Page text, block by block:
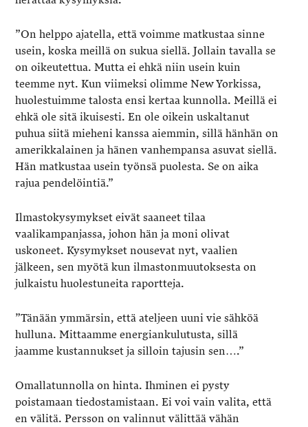
”On helppo ajatella, että voimme matkustaa sinne
usein, koska meillä on sukua siellä. Jollain tavalla se
on oikeutettua. Mutta ei ehkä niin usein kuin
teemme nyt. Kun viimeksi olimme New Yorkissa,
huolestuimme talosta ensi kertaa kunnolla. Meillä ei
ehkä ole sitä ikuisesti. En ole oikein uskaltanut
puhua siitä mieheni kanssa aiemmin, sillä hänhän on
amerikkalainen ja hänen vanhempansa asuvat siellä.
Hän matkustaa usein työnsä puolesta. Se on aika
rajua pendelöintiä.”
Ilmastokysymykset eivät saaneet tilaa
vaalikampanjassa, johon hän ja moni olivat
uskoneet. Kysymykset nousevat nyt, vaalien
jälkeen, sen myötä kun ilmastonmuutoksesta on
julkaistu huolestuneita raportteja.
”Tänään ymmärsin, että ateljeen uuni vie sähköä
hulluna. Mittaamme energiankulutusta, sillä
jaamme kustannukset ja silloin tajusin sen….”
Omallatunnolla on hinta. Ihminen ei pysty
poistamaan tiedostamistaan. Ei voi vain valita, että
en välitä. Persson on valinnut välittää vähän